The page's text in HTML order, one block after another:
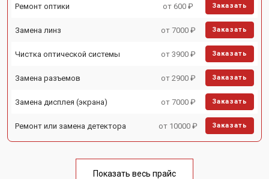
Ремонт оптики от 600 ₽ Заказать
Замена линз от 7000 ₽ Заказать
Чистка оптической системы от 3900 ₽ Заказать
Замена разъемов от 2900 ₽ Заказать
Замена дисплея (экрана) от 7000 ₽ Заказать
Ремонт или замена детектора от 10000 ₽ Заказать
Показать весь прайс